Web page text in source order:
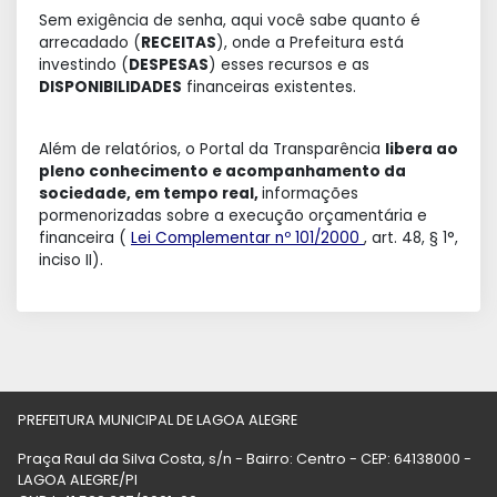
Sem exigência de senha, aqui você sabe quanto é
arrecadado (RECEITAS), onde a Prefeitura está
investindo (DESPESAS) esses recursos e as
DISPONIBILIDADES financeiras existentes.
Além de relatórios, o Portal da Transparência libera ao
pleno conhecimento e acompanhamento da
sociedade, em tempo real,informações
pormenorizadas sobre a execução orçamentária e
financeira ( Lei Complementar nº 101/2000 , art. 48, § 1°,
inciso II).
PREFEITURA MUNICIPAL DE LAGOA ALEGRE
Praça Raul da Silva Costa, s/n - Bairro: Centro - CEP: 64138000 -
LAGOA ALEGRE/PI